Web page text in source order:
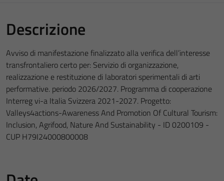
Descrizione
Avviso di manifestazione finalizzato alla verifica dell’interesse
transfrontaliero certo per: Servizio di organizzazione,
realizzazione e restituzione di laboratori sperimentali di arti
performative. periodo 2026/2027. Programma di cooperazione
Interreg vi-a Italia Svizzera 2021-2027. Progetto:
Valleys4actions-Awareness And Promotion Of Cultural Tourism:
Inclusion, Agrifood, Nature And Sustainability - ID 0200109 -
CUP H79I24000800008